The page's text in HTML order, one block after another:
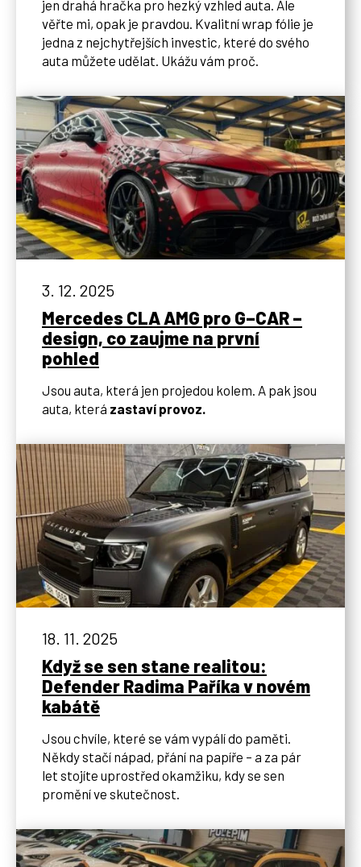
jen drahá hračka pro hezký vzhled auta. Ale
věřte mi, opak je pravdou. Kvalitní wrap fólie je
jedna z nejchytřejších investic, které do svého
auta můžete udělat. Ukážu vám proč.
3. 12. 2025
Mercedes CLA AMG pro G–CAR –
design, co zaujme na první
pohled
Jsou auta, která jen projedou kolem. A pak jsou
auta, která zastaví provoz.
18. 11. 2025
Když se sen stane realitou:
Defender Radima Paříka v novém
kabátě
Jsou chvíle, které se vám vypálí do paměti.
Někdy stačí nápad, přání na papíře – a za pár
let stojíte uprostřed okamžiku, kdy se sen
promění ve skutečnost.